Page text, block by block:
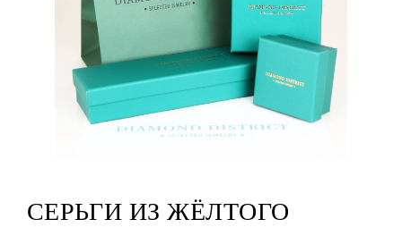
СЕРЬГИ ИЗ ЖЁЛТОГО